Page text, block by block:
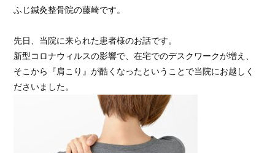
ふじ鍼灸整骨院の藤崎です。
先日、当院に来られた患者様のお話です。
新型コロナウィルスの影響で、在宅でのデスクワークが増え、
そこから『肩こり』が酷くなったということで当院にお越しく